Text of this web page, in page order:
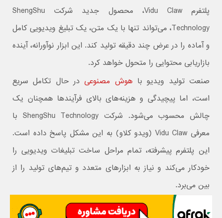
پلتفرم Vidu Claw، محصول جدید شرکت ShengShu
Technology، می‌تواند تنها با یک متن، یک تبلیغ ویدیویی کامل
و آماده را در عرض چند دقیقه تولید کند. این ابزار نوآورانه، آینده
بازاریابی محتوایی را متحول خواهد کرد.
صنعت تولید ویدیو با هوش مصنوعیدر حال تکامل سریع
است، اما پیچیدگی و هزینه‌های بالای فرآیندها همچنان یک
چالش محسوب می‌شود. شرکت ShengShu Technology با
معرفی Vidu Claw (ویدو کلاو) به این مشکل پاسخ داده است.
این پلتفرم پیشرفته، تمام مراحل ساخت تبلیغات ویدیویی را
خودکار می‌کند و نیاز به ابزارهای متعدد و تیم‌های تولید را از
بین می‌برد.